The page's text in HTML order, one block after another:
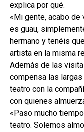
explica por qué.
«Mi gente, acabo de
es guau,
hermano y tenéis
artista en la misma
Además de las
compensa las largas
teatro con la
con quienes
«Paso mucho
teatro. Solemos